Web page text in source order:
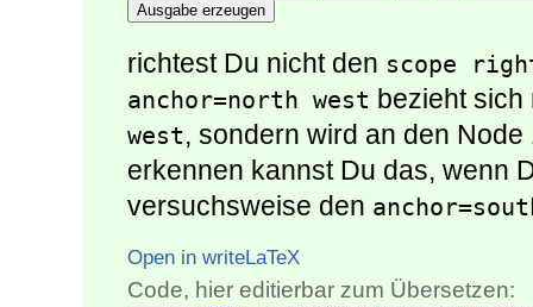
Ausgabe erzeugen
richtest Du nicht den scope
anchor=north west bezieht
west, sondern wird an den Node
erkennen kannst Du das, wenn
versuchsweise den
Open in writeLaTeX
Code, hier editierbar zum Übersetzen: